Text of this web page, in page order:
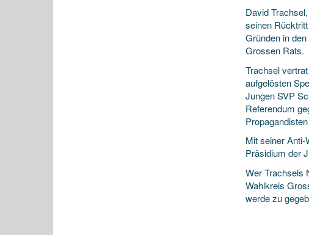
David
seinen
Gründen in
Grossen Rats.
Trachsel
aufgelösten
Jungen SVP
Referendum
Mit seiner Anti-
Präsidium der
Wer Trachsels
Wahlkreis
werde zu